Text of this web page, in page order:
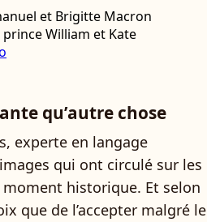
et Brigitte Macron
William et Kate
qu’autre chose
experte en langage
qui ont circulé sur les
historique. Et selon
que de l’accepter malgré le